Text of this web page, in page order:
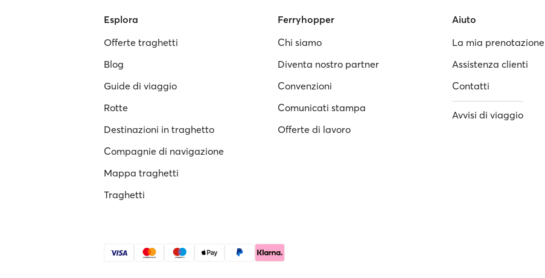
Esplora
Offerte traghetti
Blog
Guide di viaggio
Rotte
Destinazioni in traghetto
Compagnie di navigazione
Mappa traghetti
Traghetti
Ferryhopper
Chi siamo
Diventa nostro partner
Convenzioni
Comunicati stampa
Offerte di lavoro
Aiuto
La mia prenotazione
Assistenza clienti
Contatti
Avvisi di viaggio